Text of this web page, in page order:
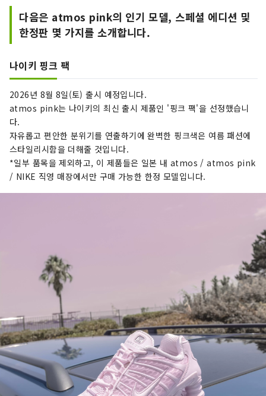
다음은 atmos pink의 인기 모델, 스페셜 에디션 및
한정판 몇 가지를 소개합니다.
나이키 핑크 팩
2026년 8월 8일(토) 출시 예정입니다.
atmos pink는 나이키의 최신 출시 제품인 '핑크 팩'을 선정했습니
다.
자유롭고 편안한 분위기를 연출하기에 완벽한 핑크색은 여름 패션에
스타일리시함을 더해줄 것입니다.
*일부 품목을 제외하고, 이 제품들은 일본 내 atmos / atmos pink
/ NIKE 직영 매장에서만 구매 가능한 한정 모델입니다.